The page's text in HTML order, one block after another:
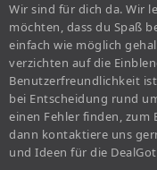
Wir sind für dich da. Wir
möchten, dass du Spaß
einfach wie möglich
verzichten auf die
Benutzerfreundlichkeit
bei Entscheidung rund
einen Fehler finden, zum
dann kontaktiere uns
und Ideen für die